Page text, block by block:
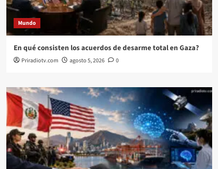
Mundo
En qué consisten los acuerdos de desarme total en Gaza?
Priradiotv.com agosto 5, 2026 0